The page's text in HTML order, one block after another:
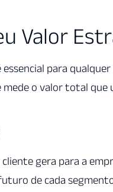
Valor
para
mede o valor total
gera para a
de cada